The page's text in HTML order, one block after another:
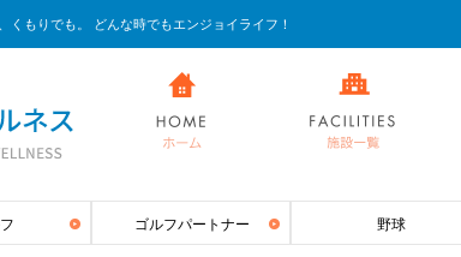
くもりでも。 どんな時でもエンジョイライフ！
ゴルフパートナー 野球